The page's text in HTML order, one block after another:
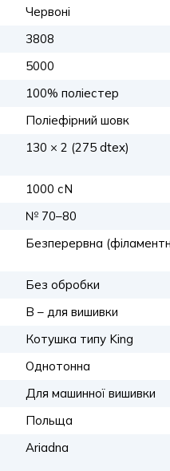
Червоні
3808
5000
100% поліестер
Поліефірний шовк
130 × 2 (275 dtex)
1000 сN
№ 70–80
Безперервна
Без обробки
B – для вишивки
Котушка типу King
Однотонна
Для машинної вишивки
Польща
Ariadna